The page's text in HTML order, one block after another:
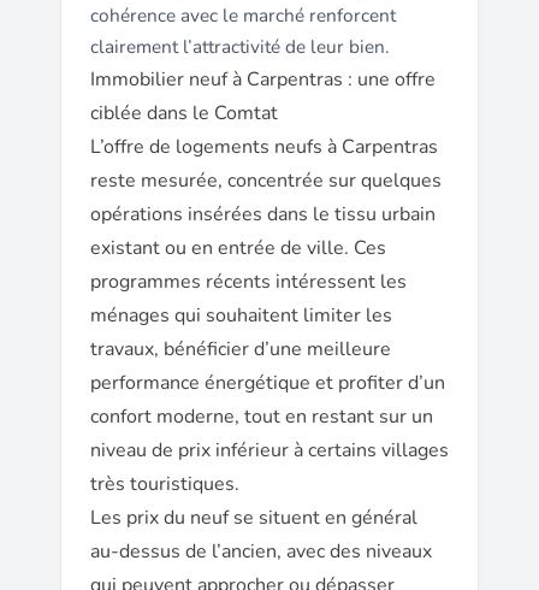
cohérence avec le marché renforcent
clairement l’attractivité de leur bien.
Immobilier neuf à Carpentras : une offre
ciblée dans le Comtat
L’offre de logements neufs à Carpentras
reste mesurée, concentrée sur quelques
opérations insérées dans le tissu urbain
existant ou en entrée de ville. Ces
programmes récents intéressent les
ménages qui souhaitent limiter les
travaux, bénéficier d’une meilleure
performance énergétique et profiter d’un
confort moderne, tout en restant sur un
niveau de prix inférieur à certains villages
très touristiques.
Les prix du neuf se situent en général
au-dessus de l’ancien, avec des niveaux